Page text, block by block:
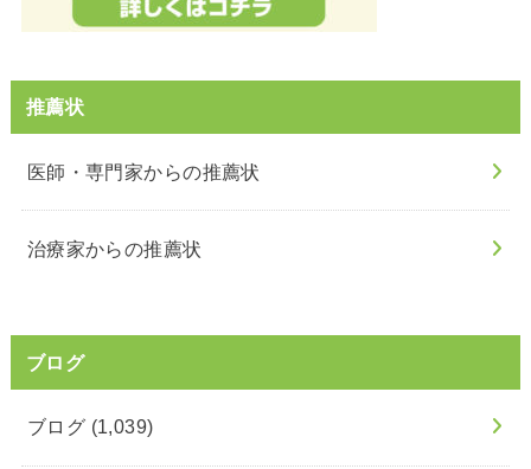
推薦状
医師・専門家からの推薦状
治療家からの推薦状
ブログ
ブログ (1,039)